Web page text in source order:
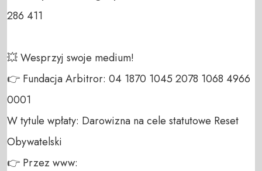
286 411
💥 Wesprzyj swoje medium!
👉 Fundacja Arbitror: 04 1870 1045 2078 1068 4966
0001
W tytule wpłaty: Darowizna na cele statutowe Reset
Obywatelski
👉 Przez www: